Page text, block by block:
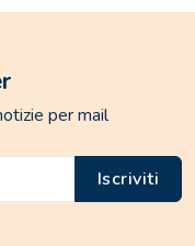
per mail
Iscriviti